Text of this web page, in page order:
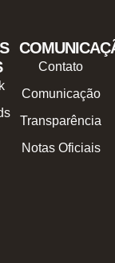
Contato
Comunicação
Transparência
Notas Oficiais